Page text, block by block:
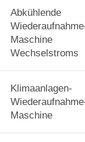
Abkühlende
Maschine
Wechselstroms
Klimaanlagen-
Maschine